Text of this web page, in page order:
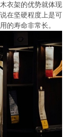
衣架的优势就体现
在坚硬程度上是可
的寿命非常长。